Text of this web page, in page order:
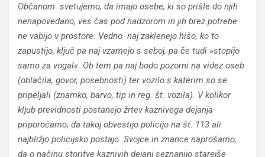
Občanom svetujemo, da imajo osebe, ki so prišle do njih
nenapovedano, ves čas pod nadzorom in jih brez potrebe
ne vabijo v prostore. Vedno naj zaklenejo hišo, ko to
zapustijo, ključ pa naj vzamejo s seboj, pa če tudi »stopijo
samo za vogal«. Ob tem pa naj bodo pozorni na videz oseb
(oblačila, govor, posebnosti) ter vozilo s katerim so se
pripeljali (znamko, barvo, tip in reg. št. vozila). V kolikor
kljub previdnosti postanejo žrtev kaznivega dejanja
priporočamo, da takoj obvestijo policijo na št. 113 ali
najbližjo policijsko postajo. Svojce in znance naprošamo,
da o načinu storitve kaznivih dejanj seznanijo starejše